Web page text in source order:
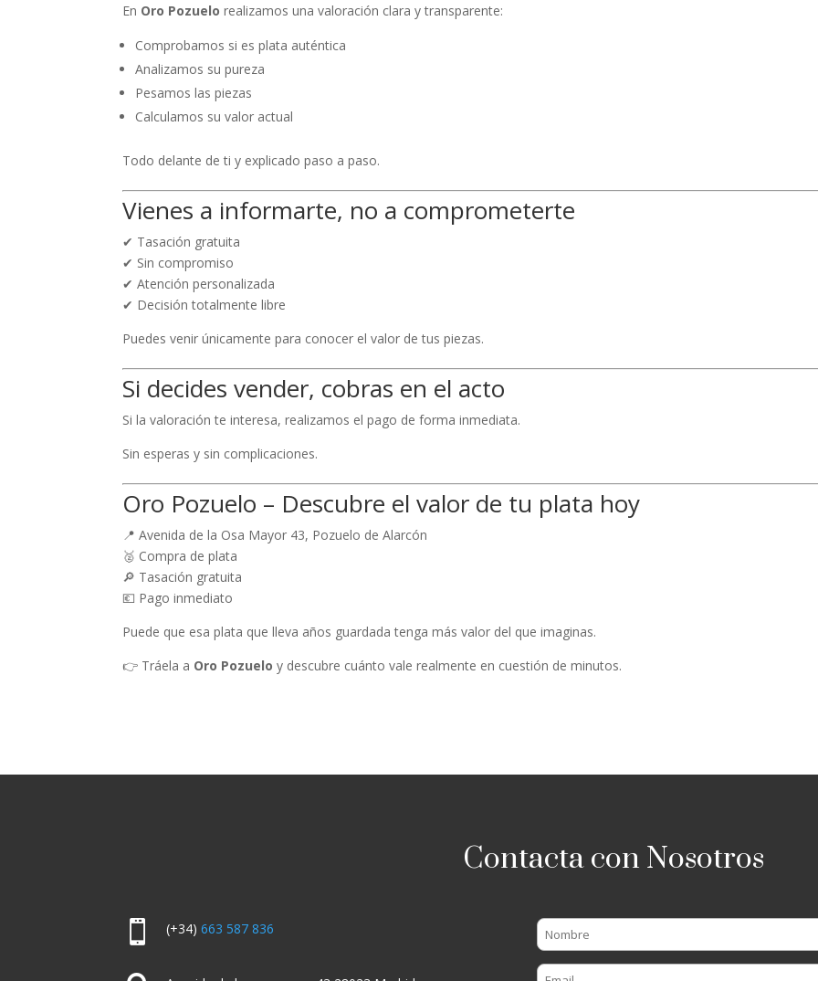
En Oro Pozuelo realizamos una valoración clara y transparente:
Comprobamos si es plata auténtica
Analizamos su pureza
Pesamos las piezas
Calculamos su valor actual
Todo delante de ti y explicado paso a paso.
Vienes a informarte, no a comprometerte
✔ Tasación gratuita
✔ Sin compromiso
✔ Atención personalizada
✔ Decisión totalmente libre
Puedes venir únicamente para conocer el valor de tus piezas.
Si decides vender, cobras en el acto
Si la valoración te interesa, realizamos el pago de forma inmediata.
Sin esperas y sin complicaciones.
Oro Pozuelo – Descubre el valor de tu plata hoy
📍 Avenida de la Osa Mayor 43, Pozuelo de Alarcón
🥈 Compra de plata
🔎 Tasación gratuita
💶 Pago inmediato
Puede que esa plata que lleva años guardada tenga más valor del que imaginas.
👉 Tráela a Oro Pozuelo y descubre cuánto vale realmente en cuestión de minutos.
Contacta con Nosotros
 (+34) 663 587 836